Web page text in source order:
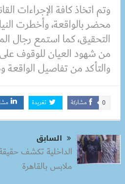
وتم اتخاذ كافة الإجراءات
محضر بالواقعة، وأخطرت
التحقيق، كما استمع رجال
من شهود العيان للوقوف
والتأكد من تفاصيل
مشاركة 0 تغريدة
السابق
الداخلية تكشف
ملابس بالقاهرة